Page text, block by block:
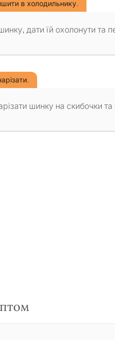
в холодильнику.
дати їй охолонути та
шинку на скибочки